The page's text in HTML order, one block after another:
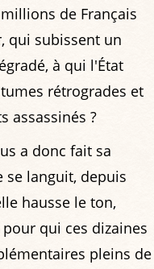
de Français
qui subissent un
à qui l'État
rétrogrades et
assassinés ?
a donc fait sa
se languit, depuis
hausse le ton,
qui ces dizaines
pleins de